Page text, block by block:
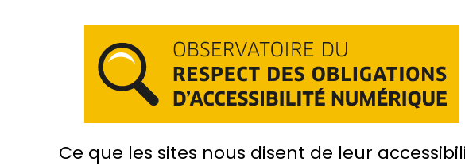
Ce que les sites nous disent de leur